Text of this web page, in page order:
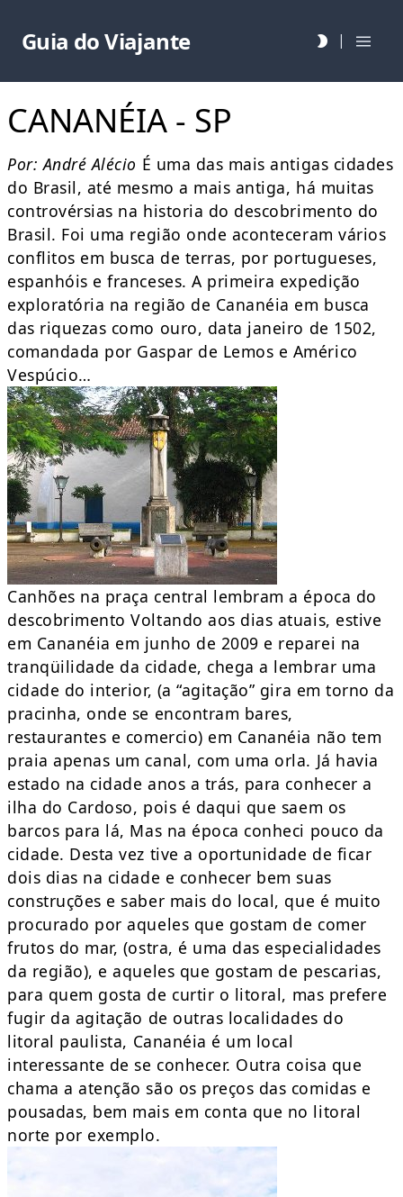
Guia do Viajante |
CANANÉIA - SP
Por: André Alécio É uma das mais antigas cidades
do Brasil, até mesmo a mais antiga, há muitas
controvérsias na historia do descobrimento do
Brasil. Foi uma região onde aconteceram vários
conflitos em busca de terras, por portugueses,
espanhóis e franceses. A primeira expedição
exploratória na região de Cananéia em busca
das riquezas como ouro, data janeiro de 1502,
comandada por Gaspar de Lemos e Américo
Vespúcio…
Canhões na praça central lembram a época do
descobrimento Voltando aos dias atuais, estive
em Cananéia em junho de 2009 e reparei na
tranqüilidade da cidade, chega a lembrar uma
cidade do interior, (a “agitação” gira em torno da
pracinha, onde se encontram bares,
restaurantes e comercio) em Cananéia não tem
praia apenas um canal, com uma orla. Já havia
estado na cidade anos a trás, para conhecer a
ilha do Cardoso, pois é daqui que saem os
barcos para lá, Mas na época conheci pouco da
cidade. Desta vez tive a oportunidade de ficar
dois dias na cidade e conhecer bem suas
construções e saber mais do local, que é muito
procurado por aqueles que gostam de comer
frutos do mar, (ostra, é uma das especialidades
da região), e aqueles que gostam de pescarias,
para quem gosta de curtir o litoral, mas prefere
fugir da agitação de outras localidades do
litoral paulista, Cananéia é um local
interessante de se conhecer. Outra coisa que
chama a atenção são os preços das comidas e
pousadas, bem mais em conta que no litoral
norte por exemplo.